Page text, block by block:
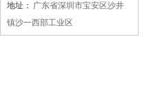
地址： 广东省深圳市宝安区沙井
镇沙一西部工业区